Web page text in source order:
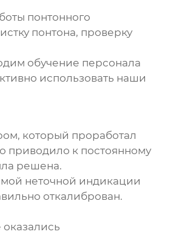
понтонного
понтона, проверку
обучение персонала
использовать наши
, который проработал
приводило к постоянному
решена.
неточной индикации
откалиброван.